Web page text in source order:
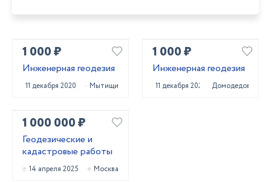
1 000 ₽
Инженерная геодезия
11 декабря 2020 Мытищи
1 000 ₽
Инженерная геодезия
11 декабря 2020 Домодедово
1 000 000 ₽
Геодезические и
кадастровые работы
14 апреля 2025 Москва